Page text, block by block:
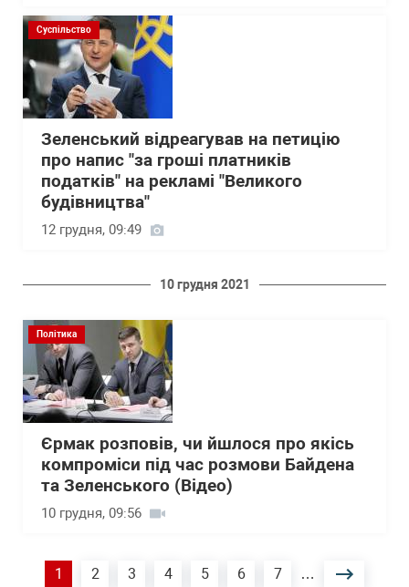
Суспільство
Зеленський відреагував на петицію
про напис "за гроші платників
податків" на рекламі "Великого
будівництва"
12 грудня, 09:49
10 грудня 2021
Політика
Єрмак розповів, чи йшлося про якісь
компроміси під час розмови Байдена
та Зеленського (Відео)
10 грудня, 09:56
РозбивкаПоточна
1 Сторінка
2 Сторінка
3 Сторінка
4 Сторінка
5 Сторінка
6 Сторінка
7 …